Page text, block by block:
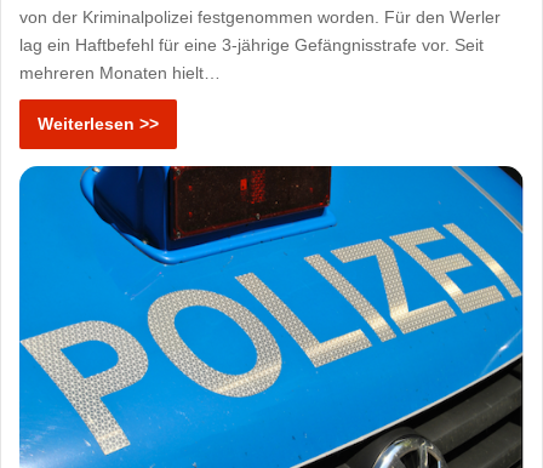
von der Kriminalpolizei festgenommen worden. Für den Werler
lag ein Haftbefehl für eine 3-jährige Gefängnisstrafe vor. Seit
mehreren Monaten hielt…
Weiterlesen >>